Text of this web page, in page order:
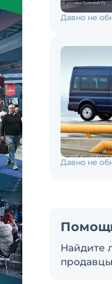
Давно не
Давно не
Найдите